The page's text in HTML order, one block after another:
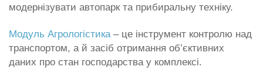
модернізувати автопарк та прибиральну техніку.
Модуль Агрологістика– це інструмент контролю над
транспортом, а й засіб отримання об’єктивних
даних про стан господарства у комплексі.